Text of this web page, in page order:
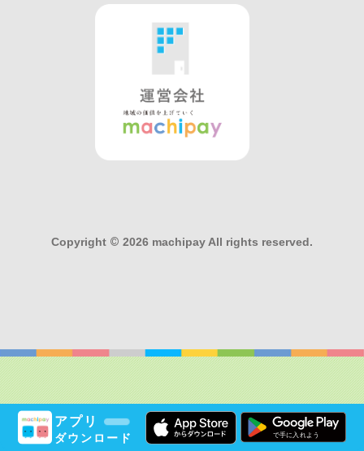
アプリ
ダウンロード
Copyright © 2026 machipay All rights reserved.